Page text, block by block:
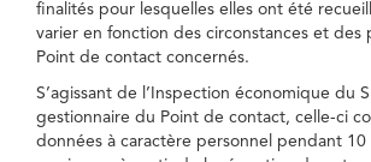
finalités pour lesquelles elles ont été
varier en fonction des circonstances et des
Point de contact concernés.
S’agissant de l’Inspection économique du
gestionnaire du Point de contact, celle-ci
données à caractère personnel pendant 10